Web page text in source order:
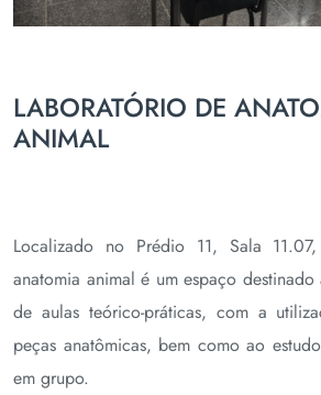
LABORATÓRIO DE
ANIMAL
Localizado no Prédio 11, Sala
anatomia animal é um espaço
de aulas teórico-práticas, com a
peças anatômicas, bem como ao
em grupo.